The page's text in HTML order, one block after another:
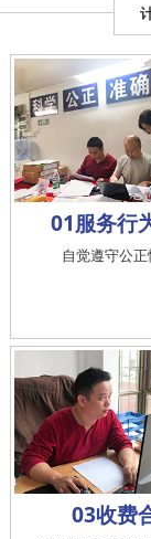
01服务行
自觉遵守公
03收费